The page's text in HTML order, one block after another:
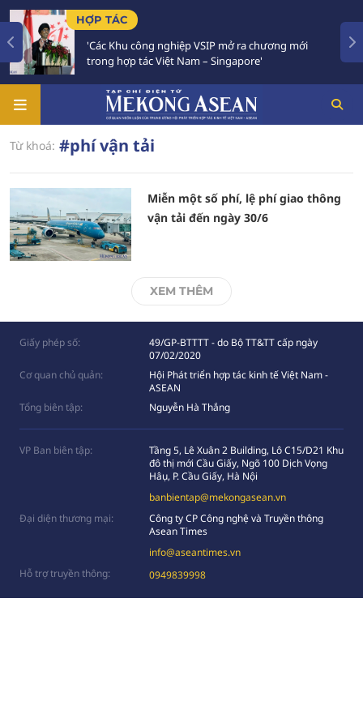
HỢP TÁC
'Các Khu công nghiệp VSIP mở ra chương mới
trong hợp tác Việt Nam – Singapore'
Từ khoá: #phí vận tải
Miễn một số phí, lệ phí giao thông
vận tải đến ngày 30/6
XEM THÊM
Giấy phép số:
49/GP-BTTTT - do Bộ TT&TT cấp ngày
07/02/2020
Cơ quan chủ quản:
Hội Phát triển hợp tác kinh tế Việt Nam -
ASEAN
Tổng biên tập:
Nguyễn Hà Thắng
VP Ban biên tập:
Tầng 5, Lê Xuân 2 Building, Lô C15/D21 Khu
đô thị mới Cầu Giấy, Ngõ 100 Dịch Vọng
Hâụ, P. Cầu Giấy, Hà Nội
banbientap@mekongasean.vn
Đại diện thương mại:
Công ty CP Công nghệ và Truyền thông
Asean Times
info@aseantimes.vn
Hỗ trợ truyền thông:
0949839998